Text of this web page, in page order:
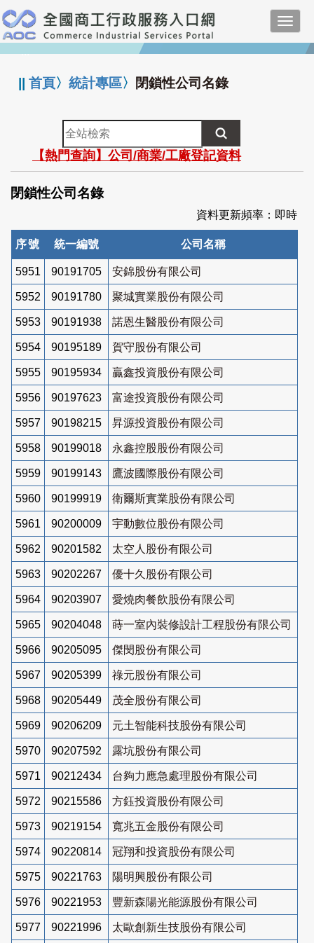
跳
到
主
要
:::
||首頁〉統計專區〉 閉鎖性公司名錄
全
站
檢
索
【熱門查詢】公司/商業/工廠登記資料
閉鎖性公司名錄
資料更新頻率：即時
序號 統一編號 公司名稱
5951 90191705 安錦股份有限公司
5952 90191780 聚城實業股份有限公司
5953 90191938 諾恩生醫股份有限公司
5954 90195189 賀守股份有限公司
5955 90195934 贏鑫投資股份有限公司
5956 90197623 富途投資股份有限公司
5957 90198215 昇源投資股份有限公司
5958 90199018 永鑫控股股份有限公司
5959 90199143 鷹波國際股份有限公司
5960 90199919 衛爾斯實業股份有限公司
5961 90200009 宇動數位股份有限公司
5962 90201582 太空人股份有限公司
5963 90202267 優十久股份有限公司
5964 90203907 愛燒肉餐飲股份有限公司
5965 90204048 蒔一室內裝修設計工程股份有限公司
5966 90205095 傑閔股份有限公司
5967 90205399 祿元股份有限公司
5968 90205449 茂全股份有限公司
5969 90206209 元土智能科技股份有限公司
5970 90207592 露坑股份有限公司
5971 90212434 台夠力應急處理股份有限公司
5972 90215586 方鈺投資股份有限公司
5973 90219154 寬兆五金股份有限公司
5974 90220814 冠翔和投資股份有限公司
5975 90221763 陽明興股份有限公司
5976 90221953 豐新森陽光能源股份有限公司
5977 90221996 太歐創新生技股份有限公司